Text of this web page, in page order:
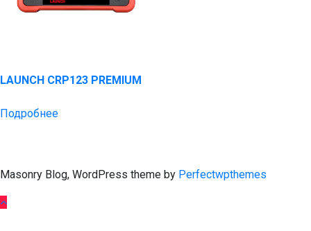
LAUNCH CRP123 PREMIUM
Подробнее
Masonry Blog, WordPress theme by Perfectwpthemes